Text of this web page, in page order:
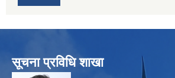
सूचना प्रविधि शाखा